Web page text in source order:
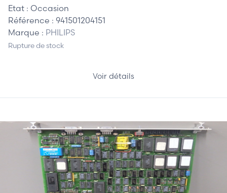
Etat : Occasion
Référence : 941501204151
Marque : PHILIPS
Rupture de stock
Voir détails